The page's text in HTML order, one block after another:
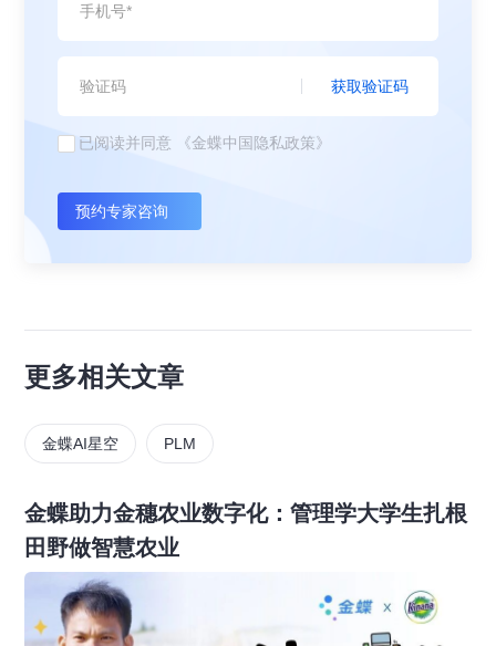
获取验证码
已阅读并同意 《金蝶中国隐私政策》
预约专家咨询
更多相关文章
金蝶AI星空 PLM
金蝶助力金穗农业数字化：管理学大学生扎根
田野做智慧农业